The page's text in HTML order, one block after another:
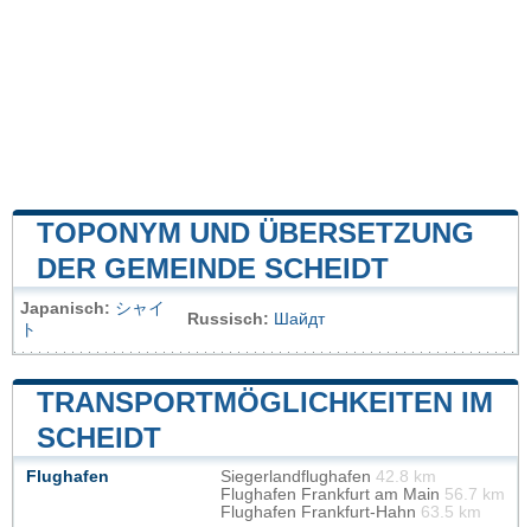
TOPONYM UND ÜBERSETZUNG
DER GEMEINDE SCHEIDT
Japanisch: シャイ
ト
Russisch: Шайдт
TRANSPORTMÖGLICHKEITEN IM
SCHEIDT
Flughafen Siegerlandflughafen 42.8 km
Flughafen Frankfurt am Main 56.7 km
Flughafen Frankfurt-Hahn 63.5 km